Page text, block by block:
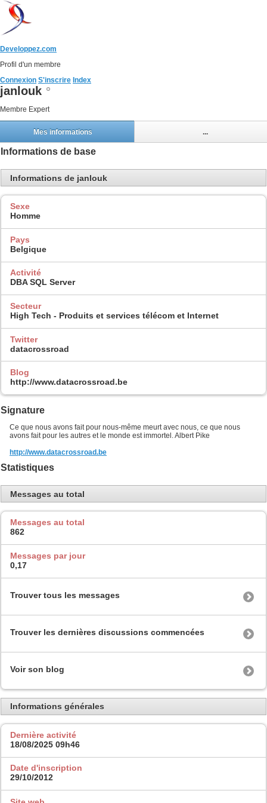
Developpez.com
Profil d'un membre
Connexion S'inscrire Index
janlouk
Membre Expert
Mes informations ...
Informations de base
Informations de janlouk
Sexe
Homme
Pays
Belgique
Activité
DBA SQL Server
Secteur
High Tech - Produits et services télécom et Internet
Twitter
datacrossroad
Blog
http://www.datacrossroad.be
Signature
Ce que nous avons fait pour nous-même meurt avec nous, ce que nous
avons fait pour les autres et le monde est immortel. Albert Pike
http://www.datacrossroad.be
Statistiques
Messages au total
Messages au total
862
Messages par jour
0,17
Trouver tous les messages
Trouver les dernières discussions commencées
Voir son blog
Informations générales
Dernière activité
18/08/2025 09h46
Date d'inscription
29/10/2012